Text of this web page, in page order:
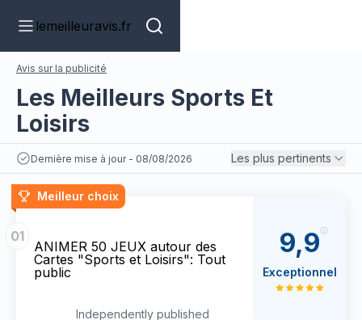
lemeilleuravis.fr
Avis sur la publicité
Les Meilleurs Sports Et
Loisirs
Dernière mise à jour - 08/08/2026 Les plus pertinents
Meilleur choix
01
ANIMER 50 JEUX autour des
Cartes "Sports et Loisirs": Tout
public
Independently published
9,9
Exceptionnel